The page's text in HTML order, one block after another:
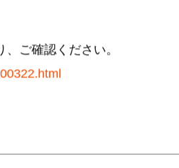
ご確認ください。